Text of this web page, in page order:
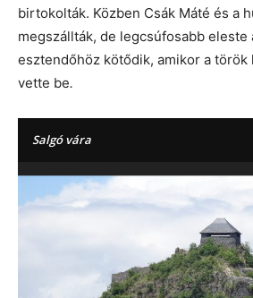
birtokolták. Közben Csák Máté és a
megszállták, de legcsúfosabb eleste
esztendőhöz kötődik, amikor a török
vette be.
Salgó vára